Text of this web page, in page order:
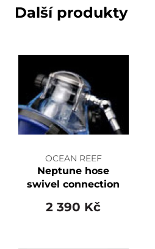
Další produkty
OCEAN REEF
Neptune hose
swivel connection
2 390 Kč